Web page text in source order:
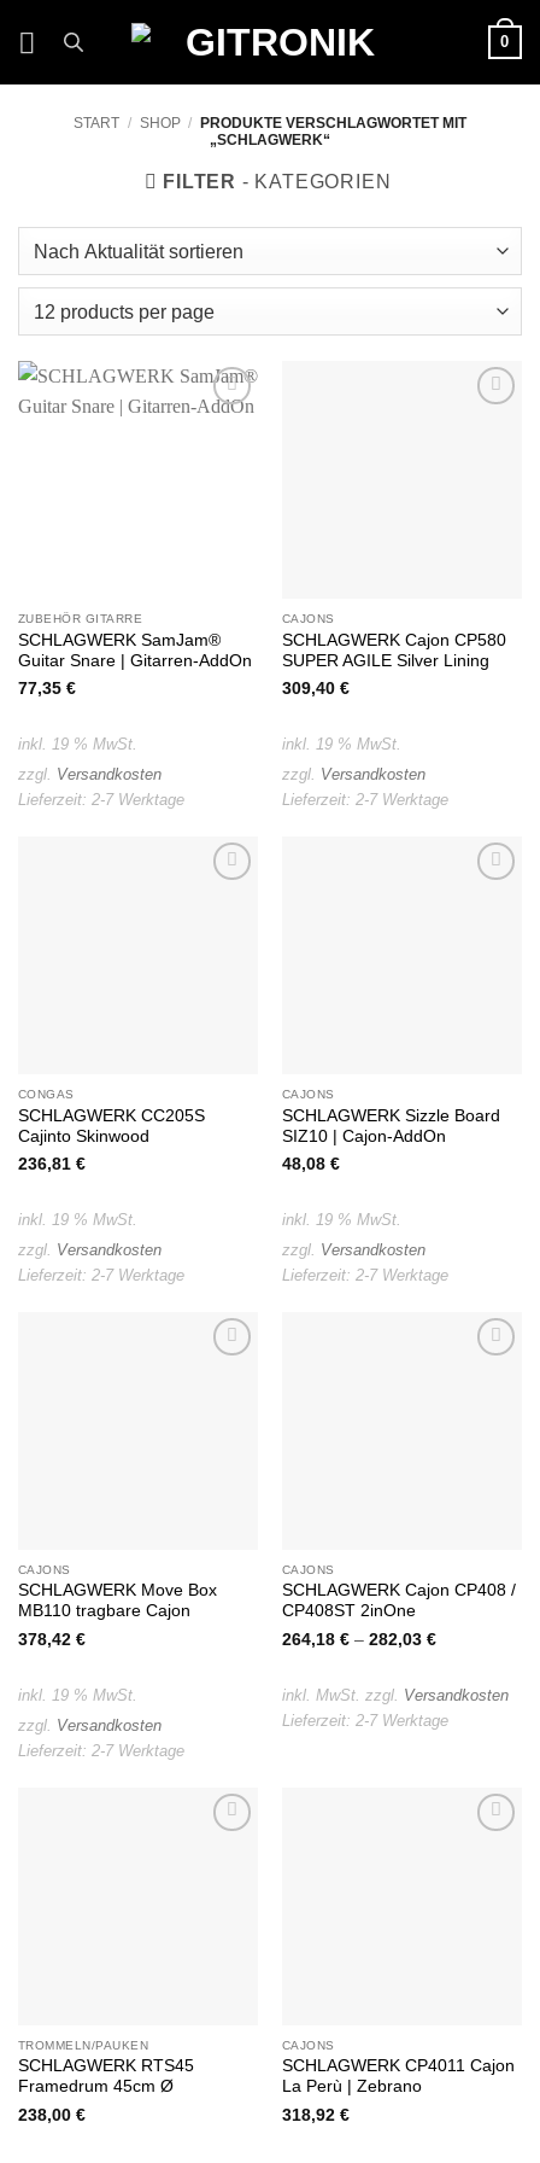
0
START / SHOP /
PRODUKTE VERSCHLAGWORTET MIT
„SCHLAGWERK“
FILTER
ZUBEHÖR GITARRE
SCHLAGWERK SamJam®
Guitar Snare | Gitarren-AddOn
77,35 €
inkl. 19 % MwSt.
zzgl. Versandkosten
Lieferzeit: 2-7 Werktage
CAJONS
SCHLAGWERK Cajon CP580
SUPER AGILE Silver Lining
309,40 €
inkl. 19 % MwSt.
zzgl. Versandkosten
Lieferzeit: 2-7 Werktage
CONGAS
SCHLAGWERK CC205S
Cajinto Skinwood
236,81 €
inkl. 19 % MwSt.
zzgl. Versandkosten
Lieferzeit: 2-7 Werktage
CAJONS
SCHLAGWERK Sizzle Board
SIZ10 | Cajon-AddOn
48,08 €
inkl. 19 % MwSt.
zzgl. Versandkosten
Lieferzeit: 2-7 Werktage
CAJONS
SCHLAGWERK Move Box
MB110 tragbare Cajon
378,42 €
inkl. 19 % MwSt.
zzgl. Versandkosten
Lieferzeit: 2-7 Werktage
CAJONS
SCHLAGWERK Cajon CP408 /
CP408ST 2inOne
264,18 €– 282,03 €
inkl. MwSt. zzgl. Versandkosten
Lieferzeit: 2-7 Werktage
TROMMELN/PAUKEN
SCHLAGWERK RTS45
Framedrum 45cm Ø
238,00 €
CAJONS
SCHLAGWERK CP4011 Cajon
La Perù | Zebrano
318,92 €